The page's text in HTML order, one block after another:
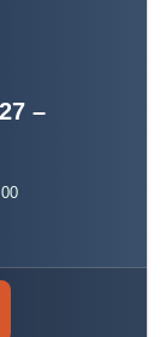
–